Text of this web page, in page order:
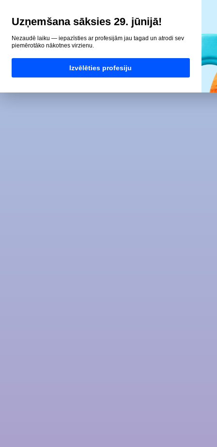
Uzņemšana sāksies 29. jūnijā!
Nezaudē laiku — iepazīsties ar profesijām jau tagad un atrodi sev
piemērotāko nākotnes virzienu.
Izvēlēties profesiju